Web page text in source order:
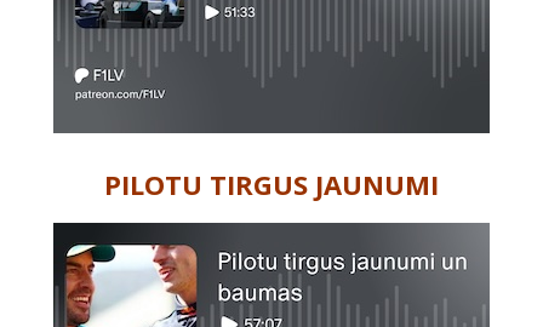
PILOTU TIRGUS JAUNUMI